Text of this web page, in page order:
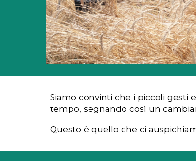
Siamo convinti che i piccoli gesti
tempo, segnando così un
Questo è quello che ci